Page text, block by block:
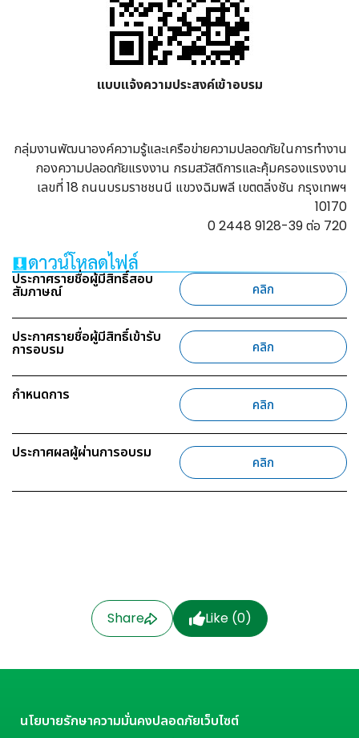
แบบแจ้งความประสงค์เข้าอบรม
กลุ่มงานพัฒนาองค์ความรู้และเครือข่ายความปลอดภัยในการทำงาน
กองความปลอดภัยแรงงาน กรมสวัสดิการและคุ้มครองแรงงาน
เลขที่ 18 ถนนบรมราชชนนี แขวงฉิมพลี เขตตลิ่งชัน กรุงเทพฯ
10170
0 2448 9128-39 ต่อ 720
ประกาศรายชื่อผู้มีสิทธิ์สอบ
สัมภาษณ์ คลิก
ประกาศรายชื่อผู้มีสิทธิ์เข้ารับ
การอบรม คลิก
กำหนดการ
คลิก
ประกาศผลผู้ผ่านการอบรม
คลิก
Share Like (0)
นโยบายรักษาความมั่นคงปลอดภัยเว็บไซต์